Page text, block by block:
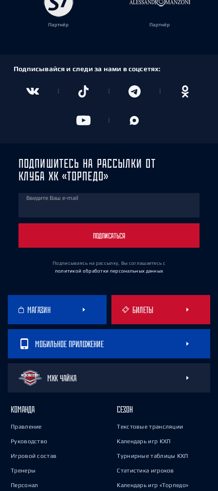
Партнёр Партнёр
Подписывайся и следи за нами в соцсетях:
ПОДПИШИТЕСЬ НА РАССЫЛКИ ОТ
КЛУБА ХК «ТОРПЕДО»
Введите Ваш e-mail
ПОДПИСАТЬСЯ
Подписываясь на рассылку, Вы соглашаетесь с
политикой обработки персональных данных
МАГАЗИН БИЛЕТЫ
МОБИЛЬНОЕ ПРИЛОЖЕНИЕ
МХК ЧАЙКА
КОМАНДА
Правление
Руководство
Игровой состав
Тренеры
Персонал
СЕЗОН
Текстовые трансляции
Календарь игр КХЛ
Турнирные таблицы КХЛ
Статистика игроков
Календарь игр «Торпедо»